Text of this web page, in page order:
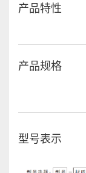
产品特性
产品规格
型号表示